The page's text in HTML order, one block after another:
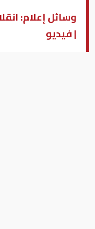
وسائل إعلام:
| فيديو